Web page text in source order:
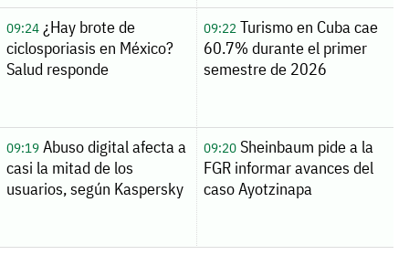
09:24¿Hay brote de
ciclosporiasis en México?
Salud responde
09:22Turismo en Cuba cae
60.7% durante el primer
semestre de 2026
09:19Abuso digital afecta a
casi la mitad de los
usuarios, según Kaspersky
09:20Sheinbaum pide a la
FGR informar avances del
caso Ayotzinapa